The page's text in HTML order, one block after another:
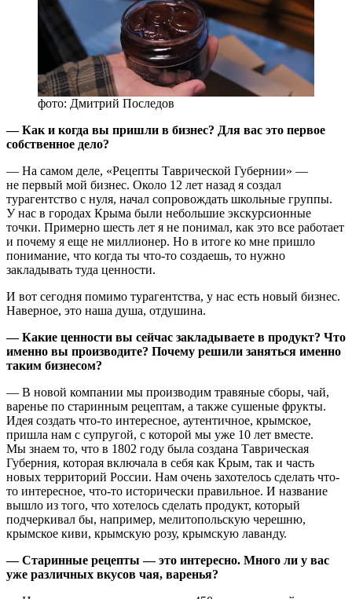
фото: Дмитрий Последов
— Как и когда вы пришли в бизнес? Для вас это первое
собственное дело?
— На самом деле, «Рецепты Таврической Губернии» —
не первый мой бизнес. Около 12 лет назад я создал
турагентство с нуля, начал сопровождать школьные группы.
У нас в городах Крыма были небольшие экскурсионные
точки. Примерно шесть лет я не понимал, как это все работает
и почему я еще не миллионер. Но в итоге ко мне пришло
понимание, что когда ты что-то создаешь, то нужно
закладывать туда ценности.
И вот сегодня помимо турагентства, у нас есть новый бизнес.
Наверное, это наша душа, отдушина.
— Какие ценности вы сейчас закладываете в продукт? Что
именно вы производите? Почему решили заняться именно
таким бизнесом?
— В новой компании мы производим травяные сборы, чай,
варенье по старинным рецептам, а также сушеные фрукты.
Идея создать что-то интересное, аутентичное, крымское,
пришла нам с супругой, с которой мы уже 10 лет вместе.
Мы знаем то, что в 1802 году была создана Таврическая
Губерния, которая включала в себя как Крым, так и часть
новых территорий России. Нам очень захотелось сделать что-
то интересное, что-то исторически правильное. И название
вышло из того, что хотелось сделать продукт, который
подчеркивал бы, например, мелитопольскую черешню,
крымское киви, крымскую розу, крымскую лаванду.
— Старинные рецепты — это интересно. Много ли у вас
уже различных вкусов чая, варенья?